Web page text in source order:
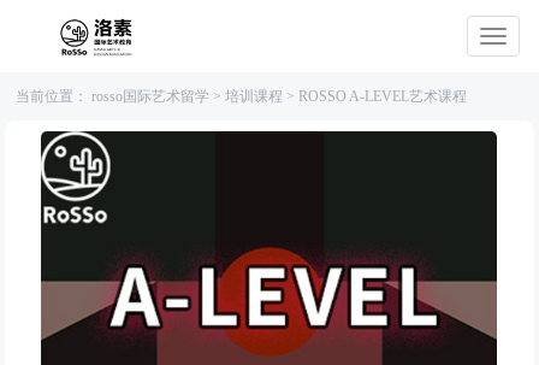
当前位置：rosso国际艺术留学 >培训课程 > ROSSO A-LEVEL艺术课程